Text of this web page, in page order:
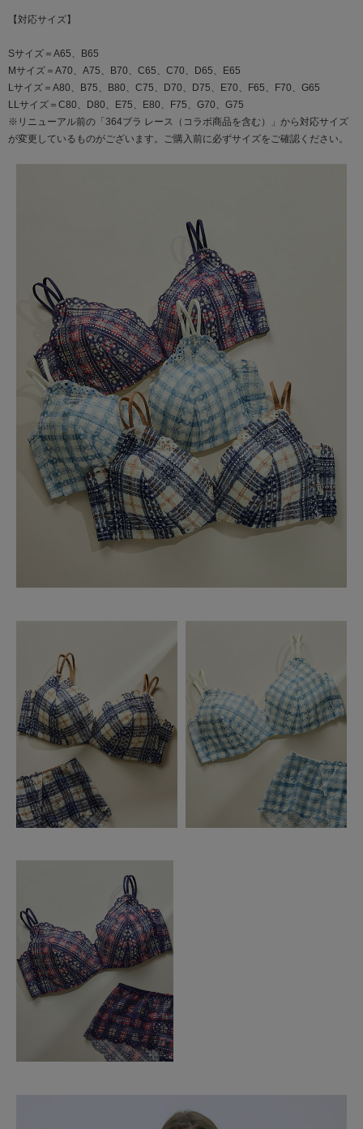
【対応サイズ】
Sサイズ＝A65、B65
Mサイズ＝A70、A75、B70、C65、C70、D65、E65
Lサイズ＝A80、B75、B80、C75、D70、D75、E70、F65、F70、G65
LLサイズ＝C80、D80、E75、E80、F75、G70、G75
※リニューアル前の「364ブラ レース（コラボ商品を含む）」から対応サイズ
が変更しているものがございます。ご購入前に必ずサイズをご確認ください。